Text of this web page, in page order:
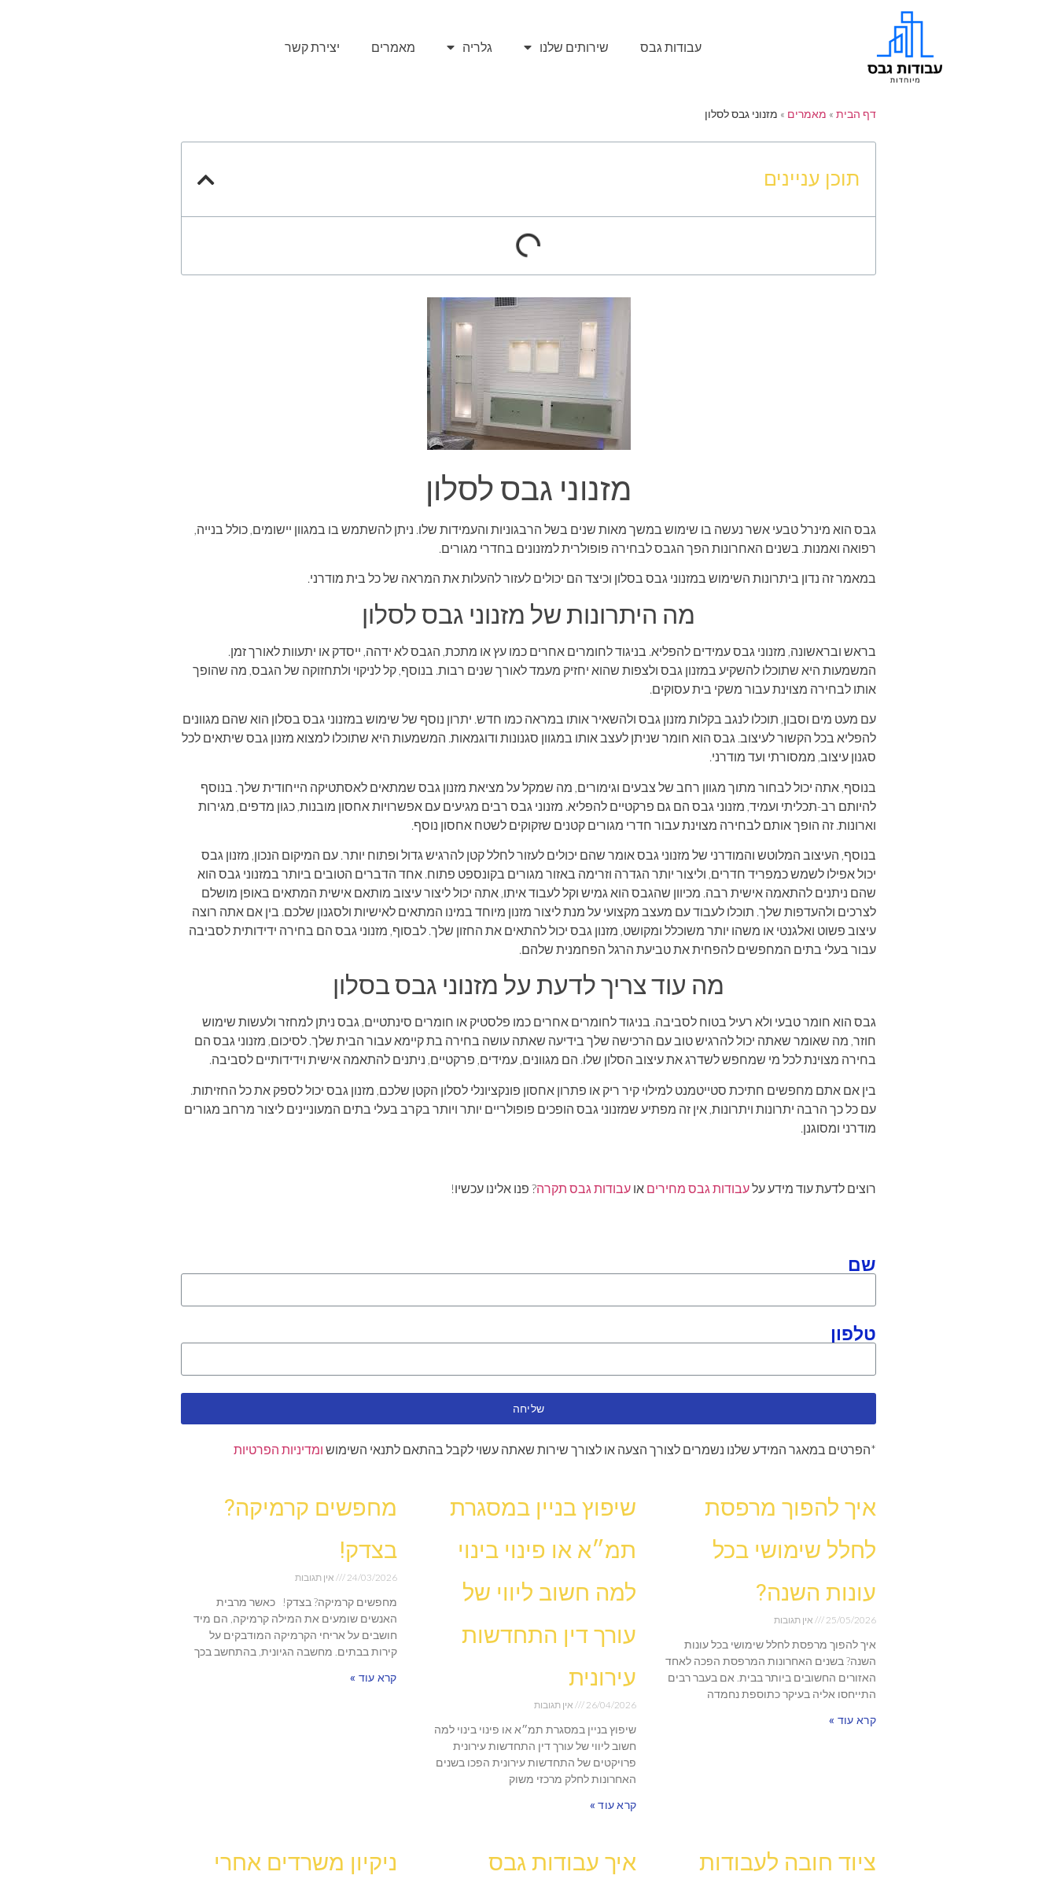
עבודות גבס שירותים שלנו גלריה מאמרים יצירת קשר
דף הבית » מאמרים » מזנוני גבס לסלון
תוכן עניינים
מזנוני גבס לסלון
גבס הוא מינרל טבעי אשר נעשה בו שימוש במשך מאות שנים בשל הרבגוניות והעמידות שלו. ניתן להשתמש בו במגוון יישומים, כולל בנייה,
רפואה ואמנות. בשנים האחרונות הפך הגבס לבחירה פופולרית למזנונים בחדרי מגורים.
במאמר זה נדון ביתרונות השימוש במזנוני גבס בסלון וכיצד הם יכולים לעזור להעלות את המראה של כל בית מודרני.
מה היתרונות של מזנוני גבס לסלון
בראש ובראשונה, מזנוני גבס עמידים להפליא. בניגוד לחומרים אחרים כמו עץ ​​או מתכת, הגבס לא ידהה, ​​ייסדק או יתעוות לאורך זמן.
המשמעות היא שתוכלו להשקיע במזנון גבס ולצפות שהוא יחזיק מעמד לאורך שנים רבות. בנוסף, קל לניקוי ולתחזוקה של הגבס, מה שהופך
אותו לבחירה מצוינת עבור משקי בית עסוקים.
עם מעט מים וסבון, תוכלו לנגב בקלות מזנון גבס ולהשאיר אותו במראה כמו חדש. יתרון נוסף של שימוש במזנוני גבס בסלון הוא שהם מגוונים
להפליא בכל הקשור לעיצוב. גבס הוא חומר שניתן לעצב אותו במגוון סגנונות ודוגמאות. המשמעות היא שתוכלו למצוא מזנון גבס שיתאים לכל
סגנון עיצוב, ממסורתי ועד מודרני.
בנוסף, אתה יכול לבחור מתוך מגוון רחב של צבעים וגימורים, מה שמקל על מציאת מזנון גבס שמתאים לאסתטיקה הייחודית שלך. בנוסף
להיותם רב-תכליתי ועמיד, מזנוני גבס הם גם פרקטיים להפליא. מזנוני גבס רבים מגיעים עם אפשרויות אחסון מובנות, כגון מדפים, מגירות
וארונות. זה הופך אותם לבחירה מצוינת עבור חדרי מגורים קטנים שזקוקים לשטח אחסון נוסף.
בנוסף, העיצוב המלוטש והמודרני של מזנוני גבס אומר שהם יכולים לעזור לחלל קטן להרגיש גדול ופתוח יותר. עם המיקום הנכון, מזנון גבס
יכול אפילו לשמש כמפריד חדרים, וליצור יותר הגדרה וזרימה באזור מגורים בקונספט פתוח. אחד הדברים הטובים ביותר במזנוני גבס הוא
שהם ניתנים להתאמה אישית רבה. מכיוון שהגבס הוא גמיש וקל לעבוד איתו, אתה יכול ליצור עיצוב מותאם אישית המתאים באופן מושלם
לצרכים ולהעדפות שלך. תוכלו לעבוד עם מעצב מקצועי על מנת ליצור מזנון מיוחד במינו המתאים לאישיות ולסגנון שלכם. בין אם אתה רוצה
עיצוב פשוט ואלגנטי או משהו יותר משוכלל ומקושט, מזנון גבס יכול להתאים את החזון שלך. לבסוף, מזנוני גבס הם בחירה ידידותית לסביבה
עבור בעלי בתים המחפשים להפחית את טביעת הרגל הפחמנית שלהם.
מה עוד צריך לדעת על מזנוני גבס בסלון
גבס הוא חומר טבעי ולא רעיל בטוח לסביבה. בניגוד לחומרים אחרים כמו פלסטיק או חומרים סינתטיים, גבס ניתן למחזר ולעשות שימוש
חוזר, מה שאומר שאתה יכול להרגיש טוב עם הרכישה שלך בידיעה שאתה עושה בחירה בת קיימא עבור הבית שלך. לסיכום, מזנוני גבס הם
בחירה מצוינת לכל מי שמחפש לשדרג את עיצוב הסלון שלו. הם מגוונים, עמידים, פרקטיים, ניתנים להתאמה אישית וידידותיים לסביבה.
בין אם אתם מחפשים חתיכת סטייטמנט למילוי קיר ריק או פתרון אחסון פונקציונלי לסלון הקטן שלכם, מזנון גבס יכול לספק את כל החזיתות.
עם כל כך הרבה יתרונות ויתרונות, אין זה מפתיע שמזנוני גבס הופכים פופולריים יותר ויותר בקרב בעלי בתים המעוניינים ליצור מרחב מגורים
מודרני ומסוגנן.
רוצים לדעת עוד מידע עלעבודות גבס מחירים או עבודות גבס תקרה? פנו אלינו עכשיו!
שם
טלפון
שליחה
*הפרטים במאגר המידע שלנו נשמרים לצורך הצעה או לצורך שירות שאתה עשוי לקבל בהתאם לתנאי השימוש ומדיניות הפרטיות
איך להפוך מרפסת
לחלל שימושי בכל
עונות השנה?
25/05/2026 אין תגובות
איך להפוך מרפסת לחלל שימושי בכל עונות
השנה? בשנים האחרונות המרפסת הפכה לאחד
האזורים החשובים ביותר בבית. אם בעבר רבים
התייחסו אליה בעיקר כתוספת נחמדה
קרא עוד »
שיפוץ בניין במסגרת
תמ״א או פינוי בינוי
למה חשוב ליווי של
עורך דין התחדשות
עירונית
26/04/2026 אין תגובות
שיפוץ בניין במסגרת תמ״א או פינוי בינוי למה
חשוב ליווי של עורך דין התחדשות עירונית
פרויקטים של התחדשות עירונית הפכו בשנים
האחרונות לחלק מרכזי משוק
קרא עוד »
מחפשים קרמיקה?
בצדק!
24/03/2026 אין תגובות
מחפשים קרמיקה? בצדק! כאשר מרבית
האנשים שומעים את המילה קרמיקה, הם מיד
חושבים על אריחי הקרמיקה המודבקים על
קירות בבתים. מחשבה הגיונית, בהתחשב בכך
קרא עוד »
ציוד חובה לעבודות
איך עבודות גבס
ניקיון משרדים אחרי